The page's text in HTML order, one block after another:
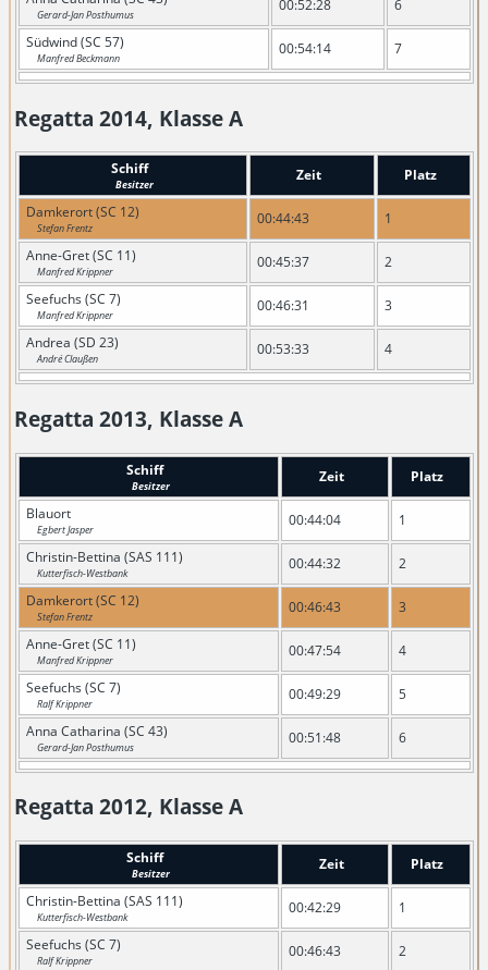
Gerard-Jan Posthumus
00:52:28
6
Südwind (SC 57)
Manfred Beckmann
00:54:14 7
Regatta 2014, Klasse A
Schiff
Besitzer
Zeit
Platz
Damkerort (SC 12)
Stefan Frentz
00:44:43
1
Anne-Gret (SC 11)
Manfred Krippner
00:45:37
2
Seefuchs (SC 7)
Manfred Krippner
00:46:31
3
Andrea (SD 23)
André Claußen
00:53:33 4
Regatta 2013, Klasse A
Schiff
Besitzer
Zeit
Platz
Blauort
Egbert Jasper
00:44:04
1
Christin-Bettina (SAS 111)
Kutterfisch-Westbank
00:44:32
2
Damkerort (SC 12)
Stefan Frentz
00:46:43
3
Anne-Gret (SC 11)
Manfred Krippner
00:47:54
4
Seefuchs (SC 7)
Ralf Krippner
00:49:29
5
Anna Catharina (SC 43)
Gerard-Jan Posthumus
00:51:48 6
Regatta 2012, Klasse A
Schiff
Besitzer
Zeit
Platz
Christin-Bettina (SAS 111)
Kutterfisch-Westbank
00:42:29
1
Seefuchs (SC 7)
Ralf Krippner
00:46:43
2